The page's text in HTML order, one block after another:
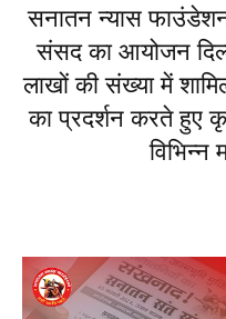
सनातन न्यास
संसद का आयोजन
लाखों की संख्या में
का प्रदर्शन करते हुए
विभिन्न